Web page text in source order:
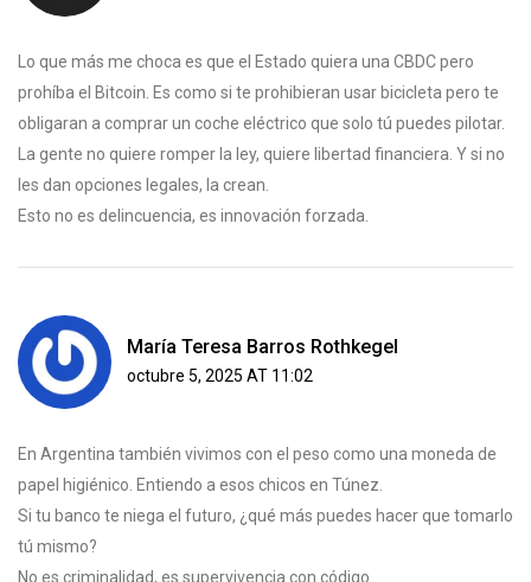
Lo que más me choca es que el Estado quiera una CBDC pero
prohíba el Bitcoin. Es como si te prohibieran usar bicicleta pero te
obligaran a comprar un coche eléctrico que solo tú puedes pilotar.
La gente no quiere romper la ley, quiere libertad financiera. Y si no
les dan opciones legales, la crean.
Esto no es delincuencia, es innovación forzada.
María Teresa Barros Rothkegel
octubre 5, 2025 AT 11:02
En Argentina también vivimos con el peso como una moneda de
papel higiénico. Entiendo a esos chicos en Túnez.
Si tu banco te niega el futuro, ¿qué más puedes hacer que tomarlo
tú mismo?
No es criminalidad, es supervivencia con código.